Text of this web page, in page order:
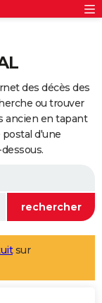
des décès des
ou trouver
ancien en tapant
d'une
sur